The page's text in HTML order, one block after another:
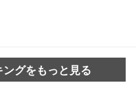
グをもっと見る